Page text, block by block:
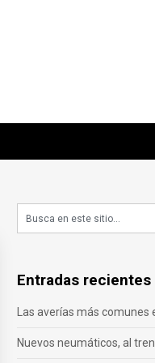
Entradas recientes
Las averías más comunes
Nuevos neumáticos, al